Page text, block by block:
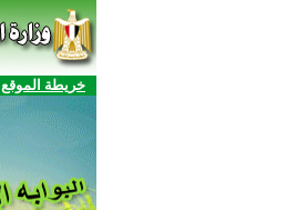
خريطة الموقع